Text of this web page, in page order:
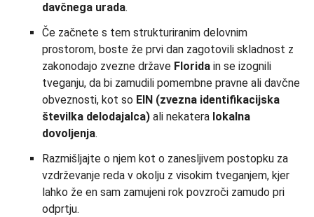
davčnega urada.
Če začnete s tem strukturiranim delovnim
prostorom, boste že prvi dan zagotovili skladnost z
zakonodajo zvezne države Florida in se izognili
tveganju, da bi zamudili pomembne pravne ali davčne
obveznosti, kot so EIN (zvezna identifikacijska
številka delodajalca) ali nekatera lokalna
dovoljenja.
Razmišljajte o njem kot o zanesljivem postopku za
vzdrževanje reda v okolju z visokim tveganjem, kjer
lahko že en sam zamujeni rok povzroči zamudo pri
odprtju.